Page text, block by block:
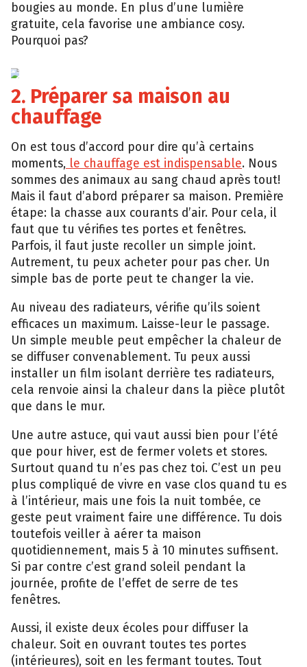
bougies au monde. En plus d’une lumière
gratuite, cela favorise une ambiance cosy.
Pourquoi pas?
iStock
2. Préparer sa maison au
chauffage
On est tous d’accord pour dire qu’à certains
moments, le chauffage est indispensable. Nous
sommes des animaux au sang chaud après tout!
Mais il faut d’abord préparer sa maison. Première
étape: la chasse aux courants d’air. Pour cela, il
faut que tu vérifies tes portes et fenêtres.
Parfois, il faut juste recoller un simple joint.
Autrement, tu peux acheter pour pas cher. Un
simple bas de porte peut te changer la vie.
Au niveau des radiateurs, vérifie qu’ils soient
efficaces un maximum. Laisse-leur le passage.
Un simple meuble peut empêcher la chaleur de
se diffuser convenablement. Tu peux aussi
installer un film isolant derrière tes radiateurs,
cela renvoie ainsi la chaleur dans la pièce plutôt
que dans le mur.
Une autre astuce, qui vaut aussi bien pour l’été
que pour hiver, est de fermer volets et stores.
Surtout quand tu n’es pas chez toi. C’est un peu
plus compliqué de vivre en vase clos quand tu es
à l’intérieur, mais une fois la nuit tombée, ce
geste peut vraiment faire une différence. Tu dois
toutefois veiller à aérer ta maison
quotidiennement, mais 5 à 10 minutes suffisent.
Si par contre c’est grand soleil pendant la
journée, profite de l’effet de serre de tes
fenêtres.
Aussi, il existe deux écoles pour diffuser la
chaleur. Soit en ouvrant toutes tes portes
(intérieures), soit en les fermant toutes. Tout